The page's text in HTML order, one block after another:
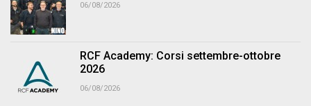
06/08/2026
RCF Academy: Corsi settembre-ottobre
2026
06/08/2026